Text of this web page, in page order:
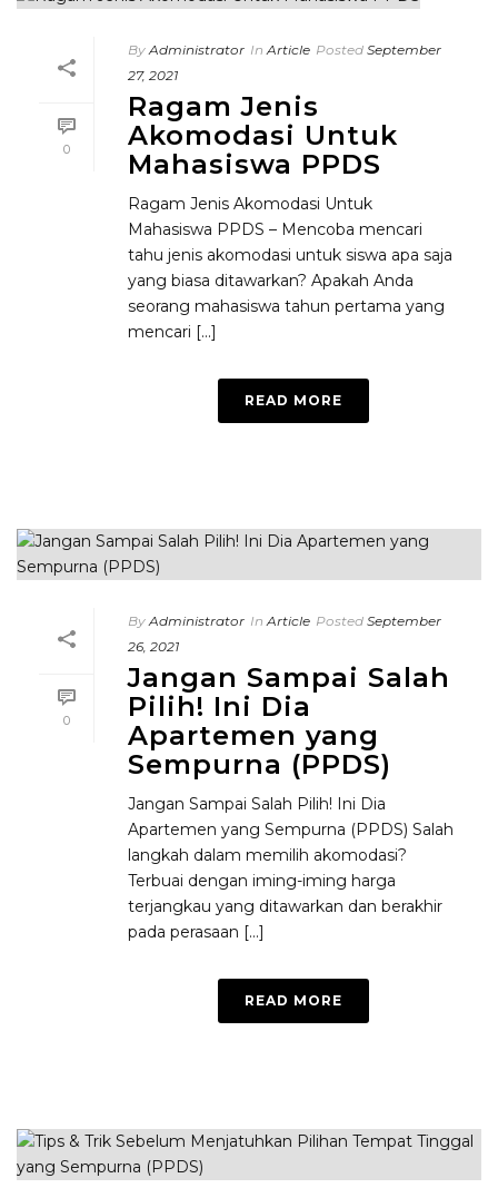
0
By Administrator In Article Posted September
27, 2021
Ragam Jenis
Akomodasi Untuk
Mahasiswa PPDS
Ragam Jenis Akomodasi Untuk
Mahasiswa PPDS – Mencoba mencari
tahu jenis akomodasi untuk siswa apa saja
yang biasa ditawarkan? Apakah Anda
seorang mahasiswa tahun pertama yang
mencari [...]
READ MORE
0
By Administrator In Article Posted September
26, 2021
Jangan Sampai Salah
Pilih! Ini Dia
Apartemen yang
Sempurna (PPDS)
Jangan Sampai Salah Pilih! Ini Dia
Apartemen yang Sempurna (PPDS) Salah
langkah dalam memilih akomodasi?
Terbuai dengan iming-iming harga
terjangkau yang ditawarkan dan berakhir
pada perasaan [...]
READ MORE